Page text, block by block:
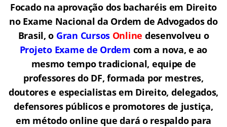
Focado na aprovação dos bacharéis em Direito
no Exame Nacional da Ordem de Advogados do
Brasil, o Gran Cursos Online desenvolveu o
Projeto Exame de Ordem com a nova, e ao
mesmo tempo tradicional, equipe de
professores do DF, formada por mestres,
doutores e especialistas em Direito, delegados,
defensores públicos e promotores de justiça,
em método online que dará o respaldo para